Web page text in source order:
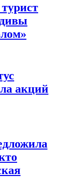
акций